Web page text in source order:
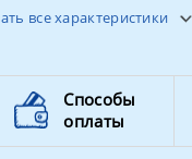
все характеристики
Способы
оплаты